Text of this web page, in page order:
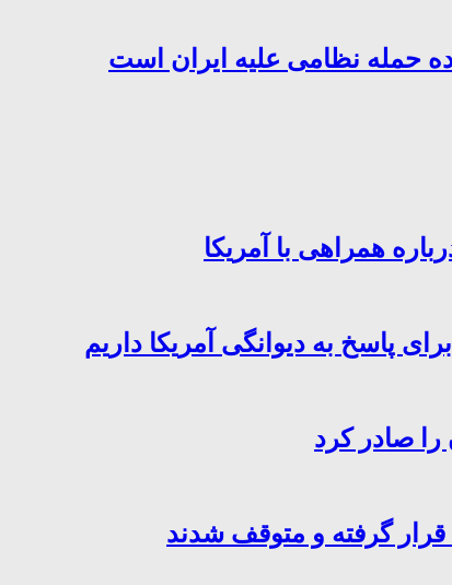
حمله نظامی علیه ایران است
همراهی با آمریکا
پاسخ به دیوانگی آمریکا داریم
صادر کرد
گرفته و متوقف شدند